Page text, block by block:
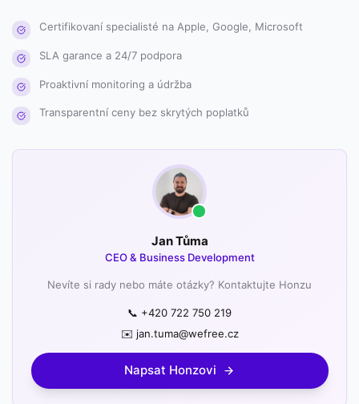
Certifikovaní specialisté na Apple, Google, Microsoft
SLA garance a 24/7 podpora
Proaktivní monitoring a údržba
Transparentní ceny bez skrytých poplatků
Jan Tůma
CEO & Business Development
Nevíte si rady nebo máte otázky? Kontaktujte Honzu
📞 +420 722 750 219
✉️ jan.tuma@wefree.cz
Napsat Honzovi